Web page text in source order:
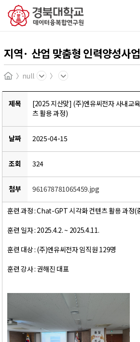
지역· 산업 맞춤형 인력양성사업
Homenull
제목
[2025 지산맞] (주)엔유씨전자 사내교
츠 활용 과정)
날짜 2025-04-15
조회 324
첨부 961678781065459.jpg
훈련 과정 : Chat-GPT 시각화 컨텐츠 활용 과정(
훈련 일자 : 2025.4.2. ~ 2025.4.11.
훈련 대상 : (주)엔유씨전자 임직원 129명
훈련 강사 : 권해진 대표